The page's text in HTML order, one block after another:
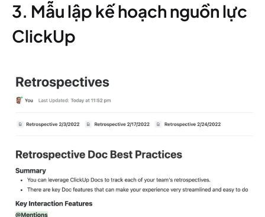
3. Mẫu lập kế hoạch nguồn lực
ClickUp